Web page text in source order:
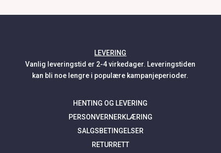
LEVERING
Vanlig leveringstid er 2-4 virkedager. Leveringstiden
kan bli noe lengre i populære kampanjeperioder.
HENTING OG LEVERING
PERSONVERNERKLÆRING
SALGSBETINGELSER
RETURRETT